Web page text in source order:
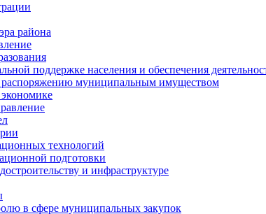
района
поддержке населения и обеспечения
распоряжению муниципальным имуществом
технологий
подготовки
и инфраструктуре
в сфере муниципальных закупок